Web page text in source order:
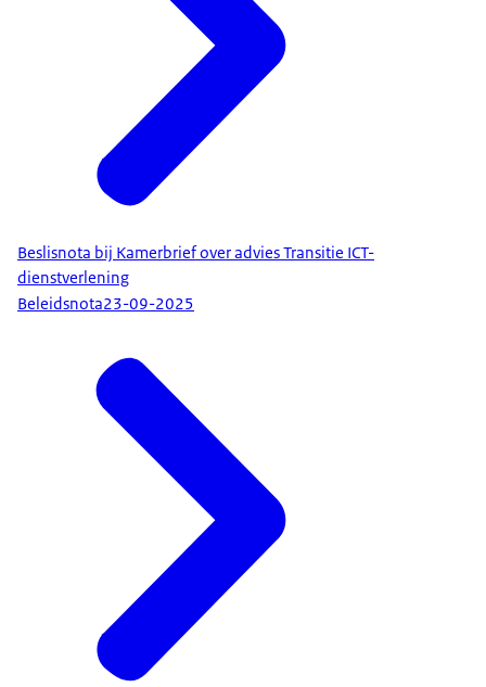
Beslisnota bij Kamerbrief over advies Transitie ICT-
dienstverlening
Beleidsnota23-09-2025